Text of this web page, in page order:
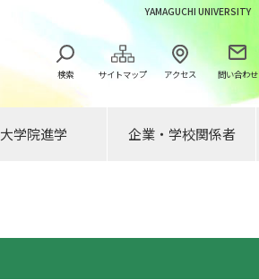
検索 サイトマップ アクセス 問い合わせ
YAMAGUCHI UNIVERSITY
大学院進学 企業・学校関係者